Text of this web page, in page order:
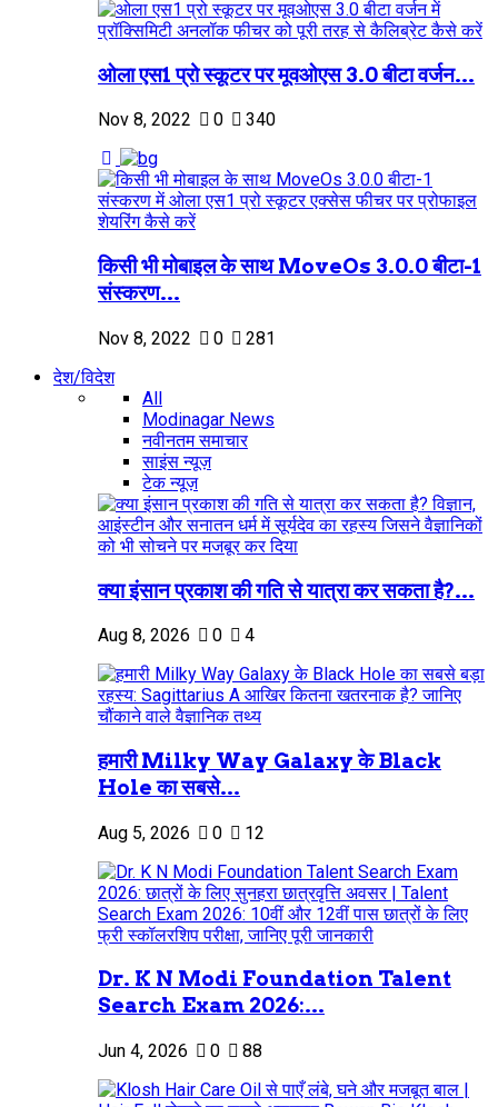
ओला एस1 प्रो स्कूटर पर मूवओएस 3.0 बीटा वर्जन...
Nov 8, 2022 0 340
किसी भी मोबाइल के साथ MoveOs 3.0.0 बीटा-1
संस्करण...
Nov 8, 2022 0
281
देश/विदेश
All
Modinagar News
नवीनतम समाचार
साइंस न्यूज़
टेक न्यूज़
क्या इंसान प्रकाश की गति से यात्रा कर सकता है?...
Aug 8, 2026 0 4
हमारी Milky Way Galaxy के Black
Hole का सबसे...
Aug 5, 2026 0 12
Dr. K N Modi Foundation Talent
Search Exam 2026:...
Jun 4, 2026 0 88